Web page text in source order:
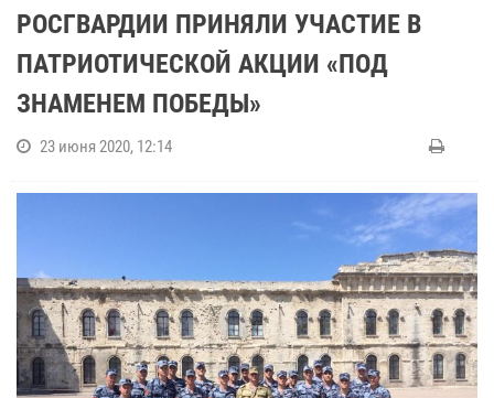
РОСГВАРДИИ ПРИНЯЛИ УЧАСТИЕ В
ПАТРИОТИЧЕСКОЙ АКЦИИ «ПОД
ЗНАМЕНЕМ ПОБЕДЫ»
23 июня 2020, 12:14